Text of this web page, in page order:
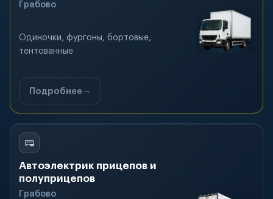
Грабово
Одиночки, фургоны, бортовые,
тентованные
Подробнее
Автоэлектрик прицепов и
полуприцепов
Грабово